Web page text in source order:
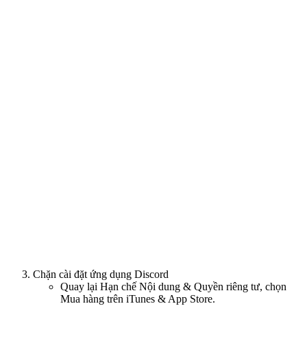
Chặn cài đặt ứng dụng Discord
Quay lại Hạn chế Nội dung & Quyền riêng tư, chọn
Mua hàng trên iTunes & App Store.